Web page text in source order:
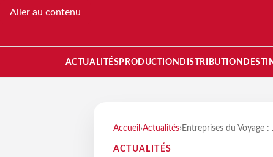
Aller au contenu
ACTUALITÉS PRODUCTION DISTRIBUTION
Accueil ›Actualités› Entreprises du Voyage
ACTUALITÉS